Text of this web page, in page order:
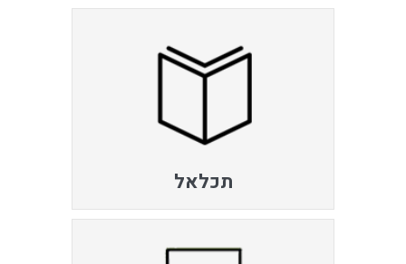
תכלאל